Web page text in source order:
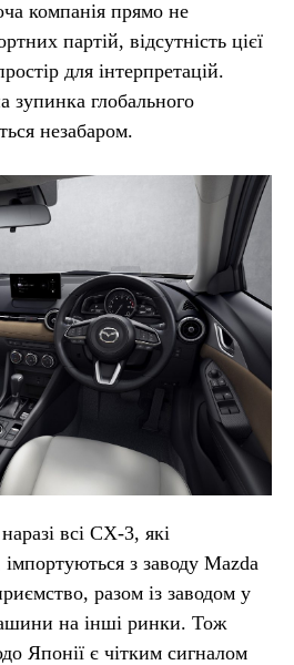
компанія прямо не
партій, відсутність цієї
для інтерпретацій.
зупинка глобального
незабаром.
всі CX-3, які
з заводу Mazda
разом із заводом у
на інші ринки. Тож
Японії є чітким сигналом